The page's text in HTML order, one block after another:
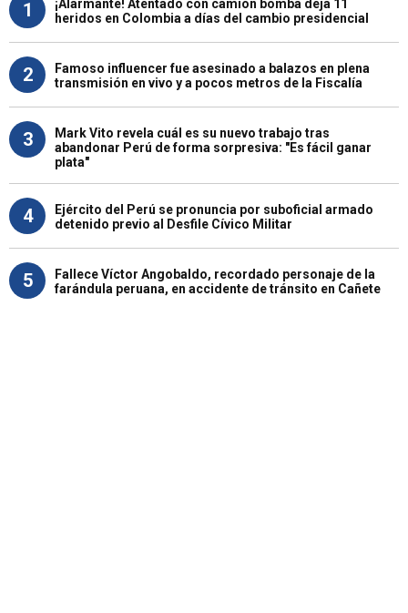
1
¡Alarmante! Atentado con camión bomba deja 11
heridos en Colombia a días del cambio presidencial
2
Famoso influencer fue asesinado a balazos en plena
transmisión en vivo y a pocos metros de la Fiscalía
3
Mark Vito revela cuál es su nuevo trabajo tras
abandonar Perú de forma sorpresiva: "Es fácil ganar
plata"
4
Ejército del Perú se pronuncia por suboficial armado
detenido previo al Desfile Cívico Militar
5
Fallece Víctor Angobaldo, recordado personaje de la
farándula peruana, en accidente de tránsito en Cañete